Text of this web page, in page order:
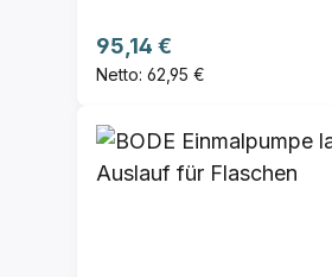
Regulärer Preis:
95,14 €
Netto: 62,95 €